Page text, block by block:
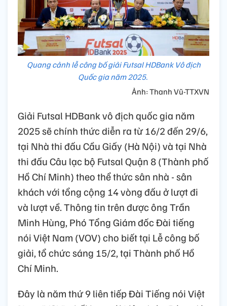
Quang cảnh lễ công bố giải Futsal HDBank Vô địch
Quốc gia năm 2025.
Ảnh: Thanh Vũ-TTXVN
Giải Futsal HDBank vô địch quốc gia năm
2025 sẽ chính thức diễn ra từ 16/2 đến 29/6,
tại Nhà thi đấu Cầu Giấy (Hà Nội) và tại Nhà
thi đấu Câu lạc bộ Futsal Quận 8 (Thành phố
Hồ Chí Minh) theo thể thức sân nhà - sân
khách với tổng cộng 14 vòng đấu ở lượt đi
và lượt về. Thông tin trên được ông Trần
Minh Hùng, Phó Tổng Giám đốc Đài tiếng
nói Việt Nam (VOV) cho biết tại Lễ công bố
giải, tổ chức sáng 15/2, tại Thành phố Hồ
Chí Minh.
Đây là năm thứ 9 liên tiếp Đài Tiếng nói Việt